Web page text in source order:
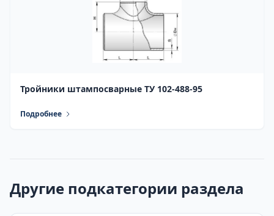
Тройники штампосварные ТУ 102-488-95
Подробнее
Другие подкатегории раздела